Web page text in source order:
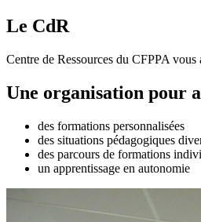
Le CdR
Centre de Ressources du CFPPA
Une organisation pour
des formations personnalisées
des situations pédagogiques
des parcours de formations
un apprentissage en autonomie